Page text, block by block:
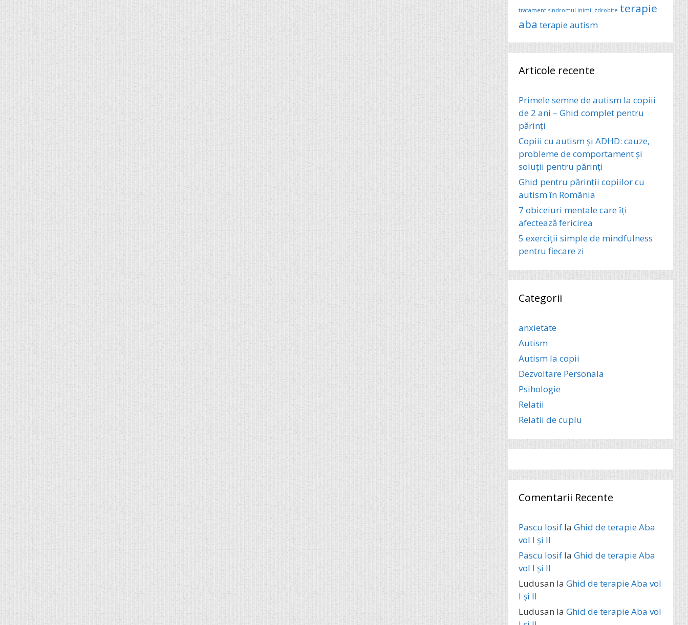
tratament sindromul inimii zdrobite terapie
aba terapie autism
Articole recente
Primele semne de autism la copiii
de 2 ani – Ghid complet pentru
părinți
Copiii cu autism și ADHD: cauze,
probleme de comportament și
soluții pentru părinți
Ghid pentru părinții copiilor cu
autism în România
7 obiceiuri mentale care îți
afectează fericirea
5 exerciții simple de mindfulness
pentru fiecare zi
Categorii
anxietate
Autism
Autism la copii
Dezvoltare Personala
Psihologie
Relatii
Relatii de cuplu
Comentarii Recente
Pascu Iosif laGhid de terapie Aba
vol I și II
Pascu Iosif laGhid de terapie Aba
vol I și II
Ludusan laGhid de terapie Aba vol
I și II
Ludusan laGhid de terapie Aba vol